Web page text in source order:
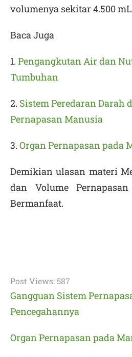
volumenya sekitar 4.500
Baca Juga
1. Pengangkutan Air dan
Tumbuhan
2. Sistem Peredaran Darah
Pernapasan Manusia
3. Organ Pernapasan pada
Demikian ulasan materi
dan Volume
Bermanfaat.
Post Views: 587
Gangguan Sistem
Pencegahannya
Organ Pernapasan pada